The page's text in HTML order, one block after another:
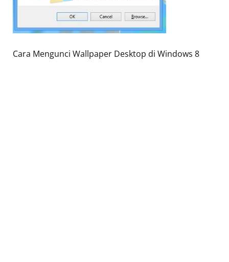
Cara Mengunci Wallpaper Desktop di Windows 8